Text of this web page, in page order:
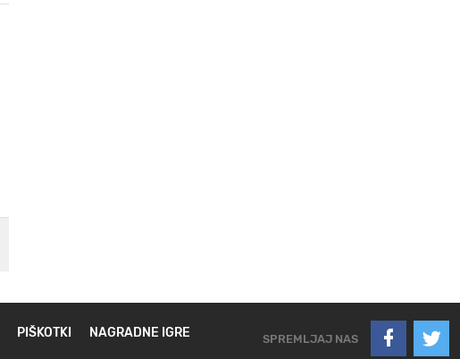
PIŠKOTKI
NAGRADNE IGRE
SPREMLJAJ NAS